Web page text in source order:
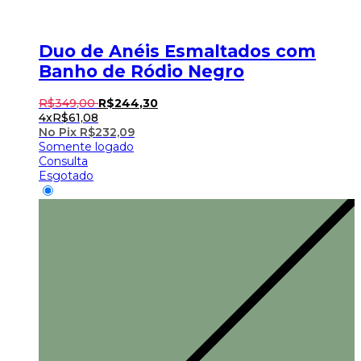
Duo de Anéis Esmaltados com
Banho de Ródio Negro
R$349,00 R$244,30
4xR$61,08
No Pix R$232,09
Somente logado
Consulta
Esgotado